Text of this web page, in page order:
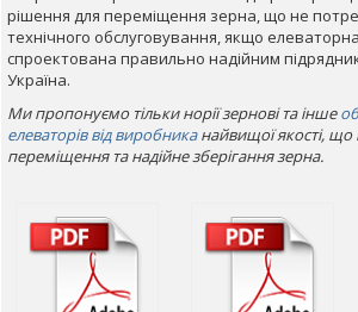
рішення для переміщення зерна, що не
технічного обслуговування, якщо
спроектована правильно надійним
Україна.
Ми пропонуємо тільки норії зернові та інше
елеваторів від виробниканайвищої якості, що
переміщення та надійне зберігання зерна.